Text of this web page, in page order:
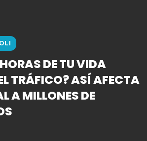
DE TU VIDA
TRÁFICO? ASÍ AFECTA
A MILLONES DE